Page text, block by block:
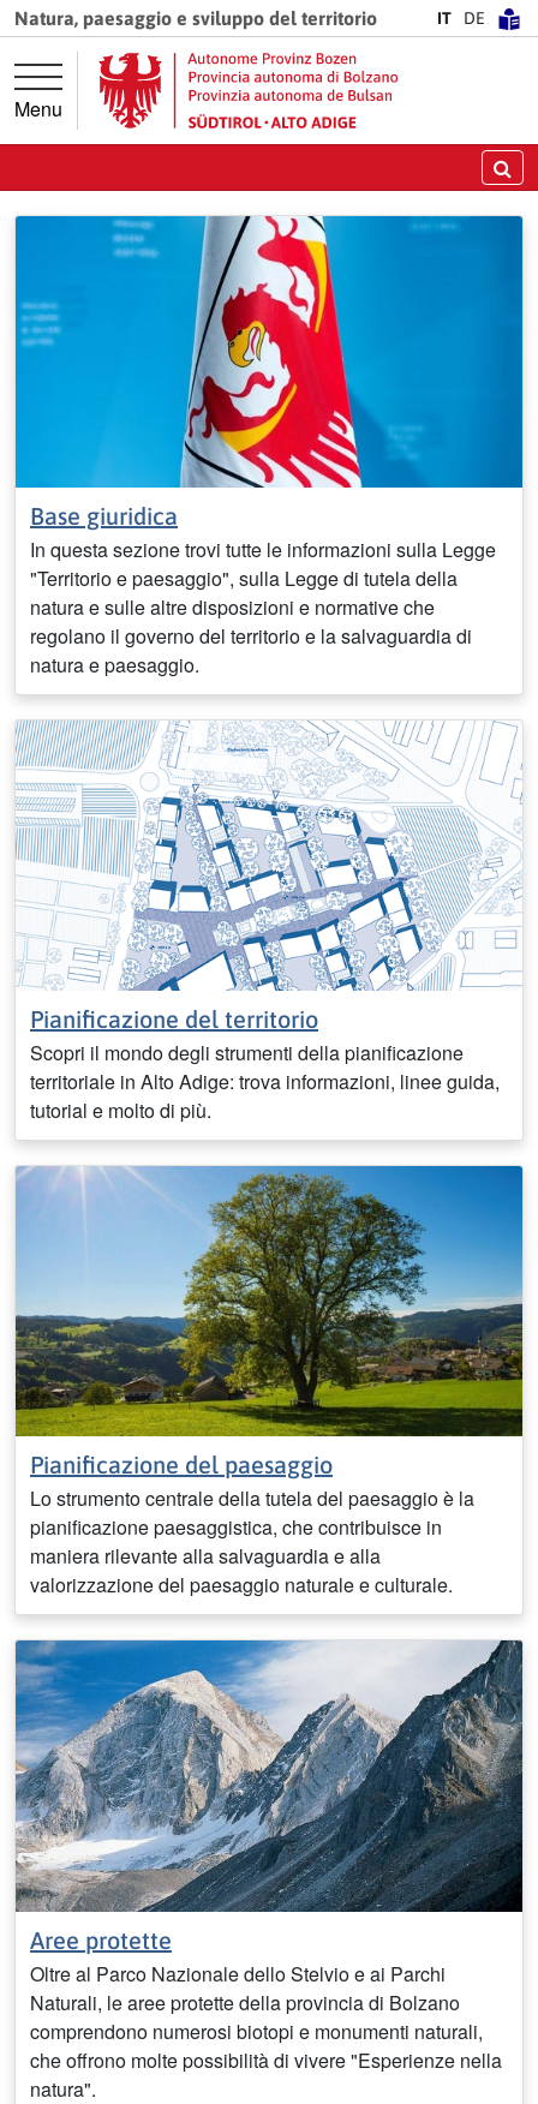
Vai direttamente alla navigazione principale
Vai al contenuto principale
Natura, paesaggio e sviluppo del territorio IT DE
Menu
Base giuridica
In questa sezione trovi tutte le informazioni sulla Legge
"Territorio e paesaggio", sulla Legge di tutela della
natura e sulle altre disposizioni e normative che
regolano il governo del territorio e la salvaguardia di
natura e paesaggio.
Pianificazione del territorio
Scopri il mondo degli strumenti della pianificazione
territoriale in Alto Adige: trova informazioni, linee guida,
tutorial e molto di più.
Pianificazione del paesaggio
Lo strumento centrale della tutela del paesaggio è la
pianificazione paesaggistica, che contribuisce in
maniera rilevante alla salvaguardia e alla
valorizzazione del paesaggio naturale e culturale.
Aree protette
Oltre al Parco Nazionale dello Stelvio e ai Parchi
Naturali, le aree protette della provincia di Bolzano
comprendono numerosi biotopi e monumenti naturali,
che offrono molte possibilità di vivere "Esperienze nella
natura".